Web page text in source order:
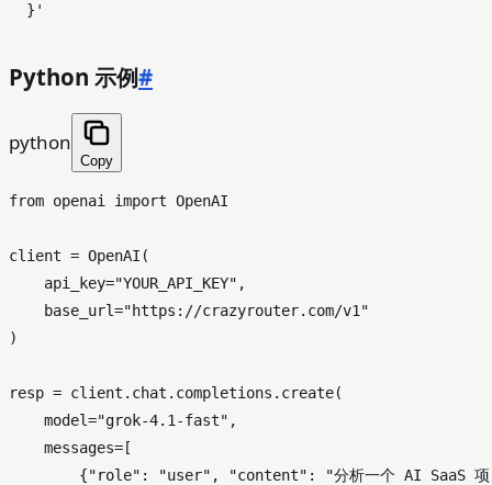
  }'
Python 示例#
python
Copy
from openai import OpenAI
client = OpenAI(
    api_key=
"YOUR_API_KEY" ,
    base_url=
"https://crazyrouter.com/v1"
)
resp = client.chat.completions.create(
    model=
"grok-4.1-fast" ,
    messages=[
        {
"role" : "user" , "content" :
"分析一个 AI SaaS 项